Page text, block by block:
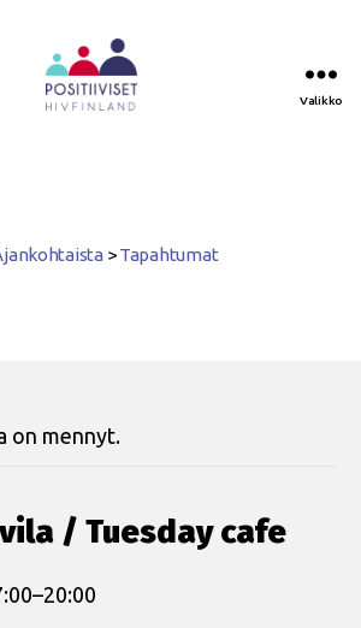
Valikko
>Tapahtumat
on mennyt.
/ Tuesday cafe
–20:00